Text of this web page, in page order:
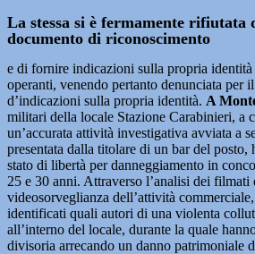
La stessa si è fermamente rifiutata
documento di riconoscimento
e di fornire indicazioni sulla propria
operanti, venendo pertanto denunciata per
d’indicazioni sulla propria identità. A
militari della locale Stazione Carabinieri, a
un’accurata attività investigativa avviata a
presentata dalla titolare di un bar del posto,
stato di libertà per danneggiamento in
25 e 30 anni. Attraverso l’analisi dei filmati
videosorveglianza dell’attività
identificati quali autori di una violenta
all’interno del locale, durante la quale
divisoria arrecando un danno patrimoniale